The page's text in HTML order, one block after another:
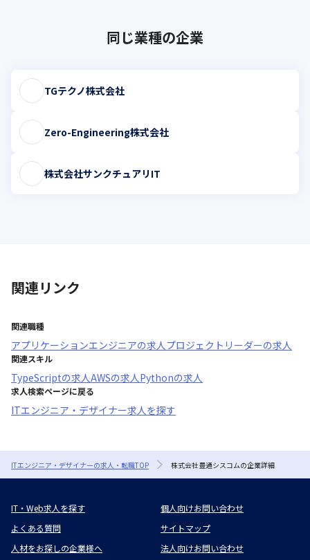
同じ業種の企業
TGテクノ株式会社
Zero-Engineering株式会社
株式会社サンクチュアリIT
関連リンク
関連職種
アプリケーションエンジニアの求人プロジェクトリーダーの求人
関連スキル
TypeScriptの求人AWSの求人Pythonの求人
求人検索ページに戻る
ITエンジニア・デザイナー求人を探す
ITエンジニア・デザイナーの求人・転職TOP 株式会社豊通シスコムの企業詳細
IT・Web求人を探す
個人向けお問い合わせ
よくある質問
サイトマップ
人材をお探しの企業様へ
法人向けお問い合わせ